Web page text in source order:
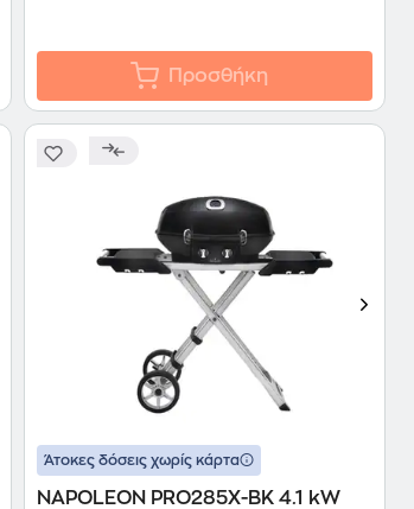
Προσθήκη
Άτοκες δόσεις χωρίς κάρτα
NAPOLEON PRO285X-BK 4.1 kW